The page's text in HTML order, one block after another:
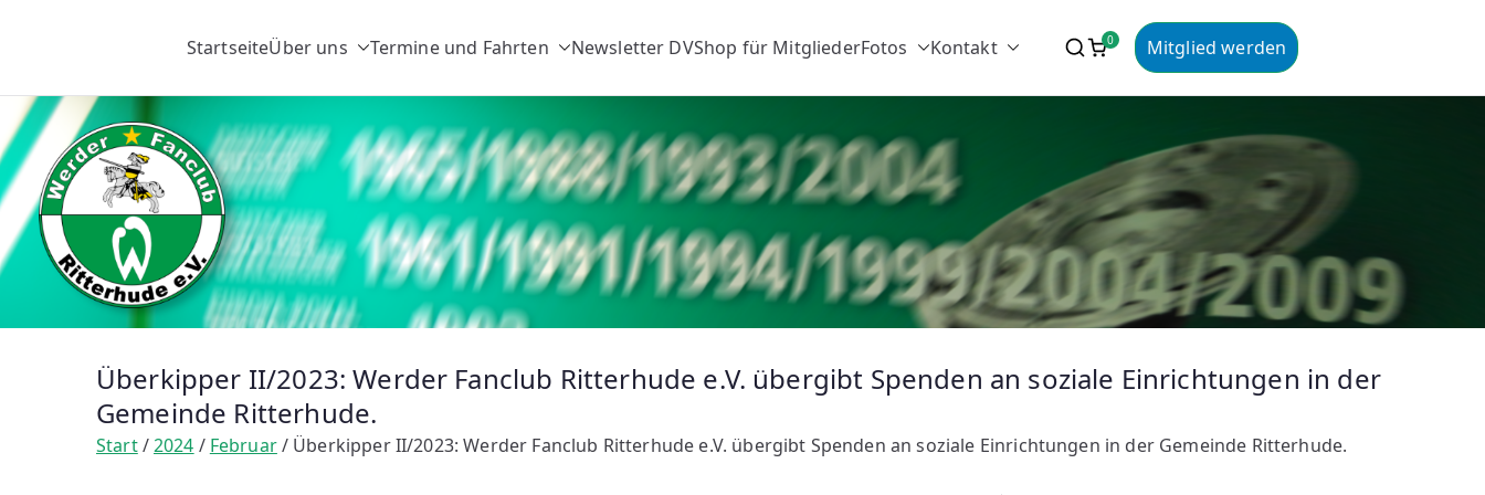
Werder Fanclub Ritterhude
e.V.
StartseiteÜber uns Termine und Fahrten Newsletter DVShop für MitgliederFotos Kontakt 0 Mitglied werden
Überkipper II/2023: Werder Fanclub Ritterhude e.V. übergibt Spenden an soziale Einrichtungen in der
Gemeinde Ritterhude.
Start 2024 Februar Überkipper II/2023: Werder Fanclub Ritterhude e.V. übergibt Spenden an soziale Einrichtungen in der Gemeinde Ritterhude.